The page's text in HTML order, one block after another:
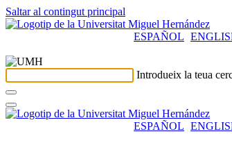
Saltar al contingut principal
ESPAÑOL
Introdueix la teua
ESPAÑOL